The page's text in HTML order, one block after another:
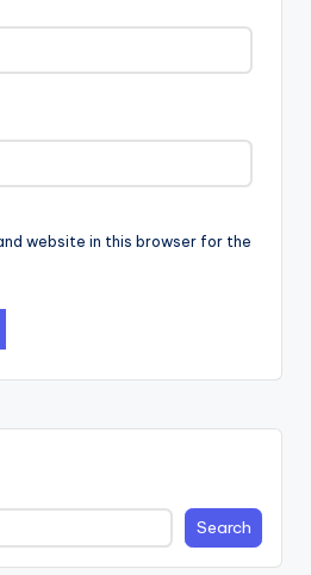
website in this browser for the
Search